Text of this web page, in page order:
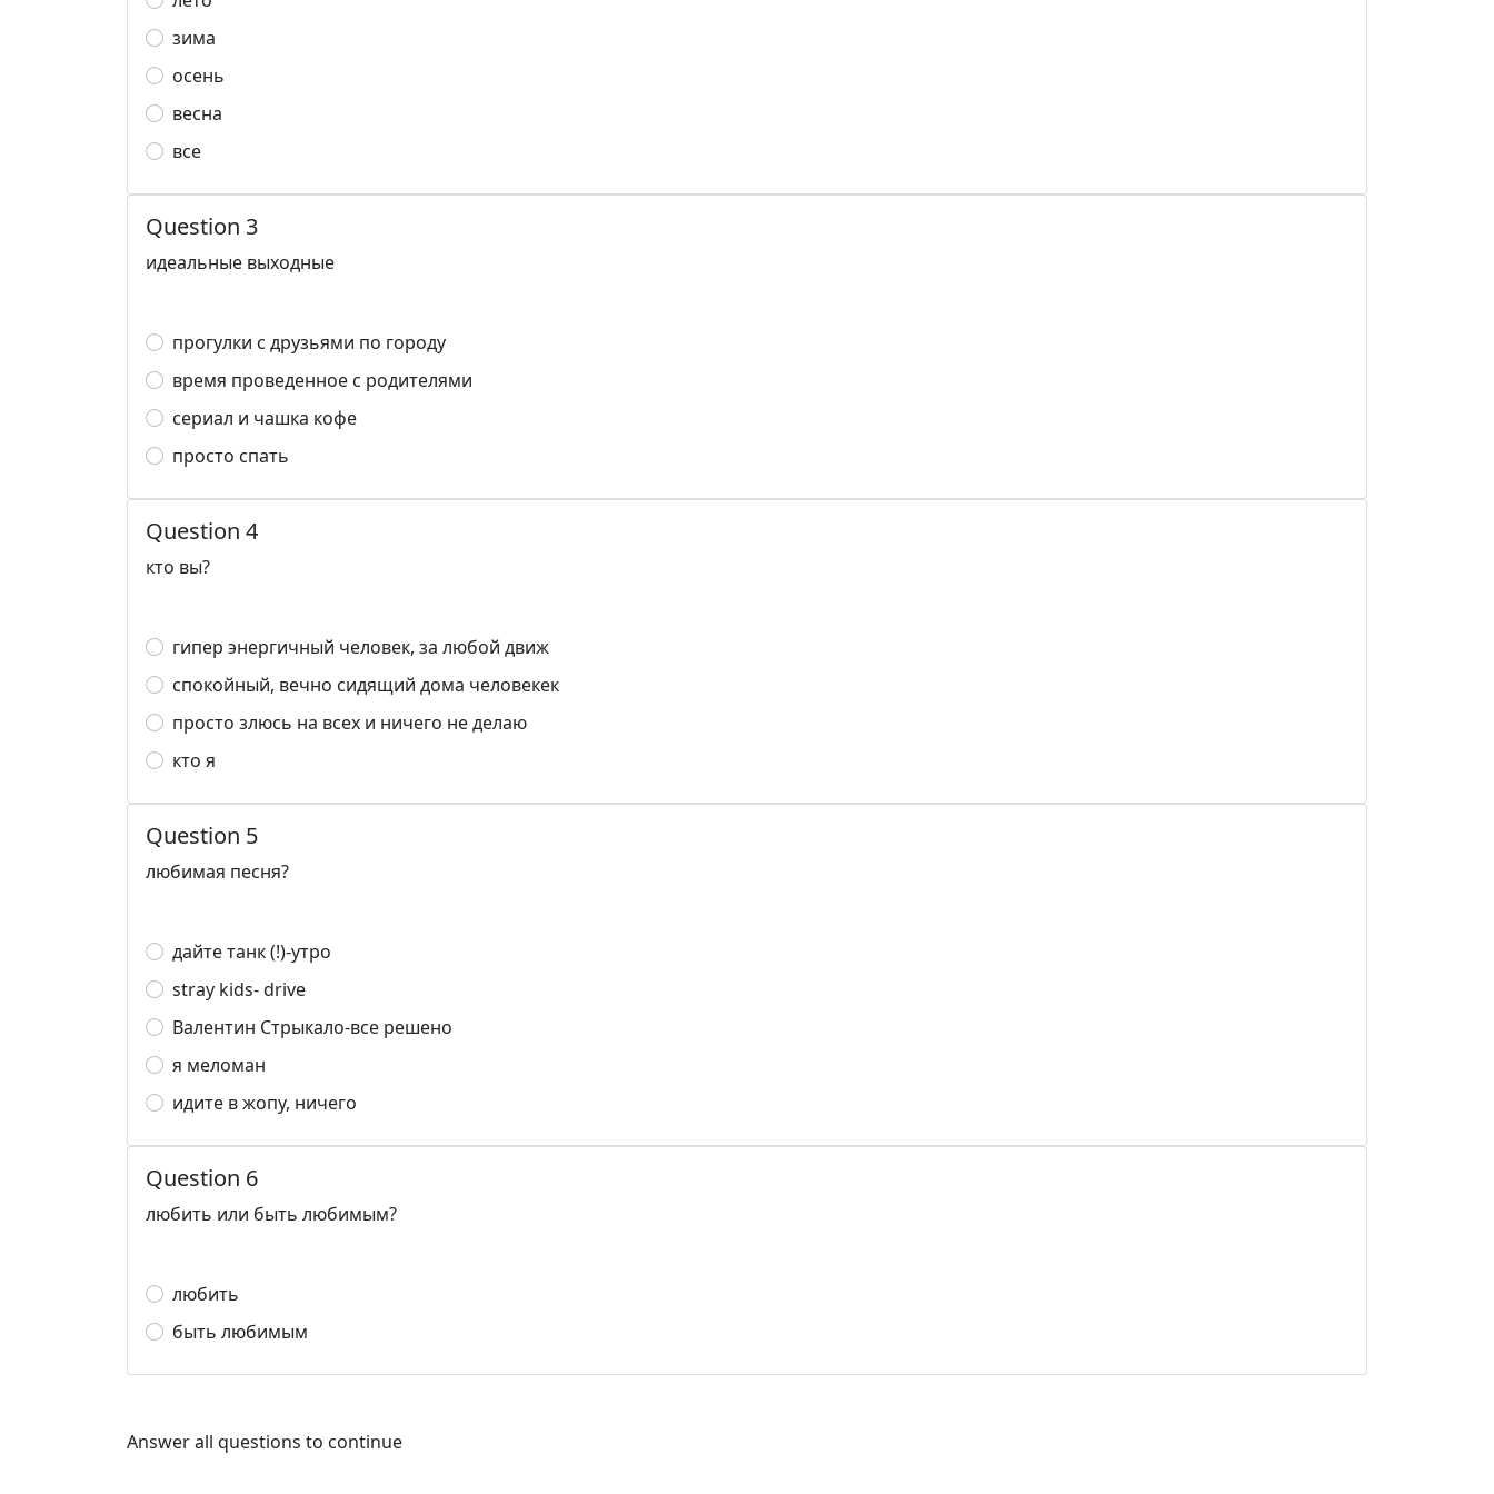
зима
осень
весна
все
Question 3
идеальные выходные
прогулки с друзьями по городу
время проведенное с родителями
сериал и чашка кофе
просто спать
Question 4
кто вы?
гипер энергичный человек, за любой движ
спокойный, вечно сидящий дома человекек
просто злюсь на всех и ничего не делаю
кто я
Question 5
любимая песня?
дайте танк (!)-утро
stray kids- drive
Валентин Стрыкало-все решено
я меломан
идите в жопу, ничего
Question 6
любить или быть любимым?
любить
быть любимым
Answer all questions to continue